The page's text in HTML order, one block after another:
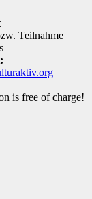
Teilnahme
is free of charge!